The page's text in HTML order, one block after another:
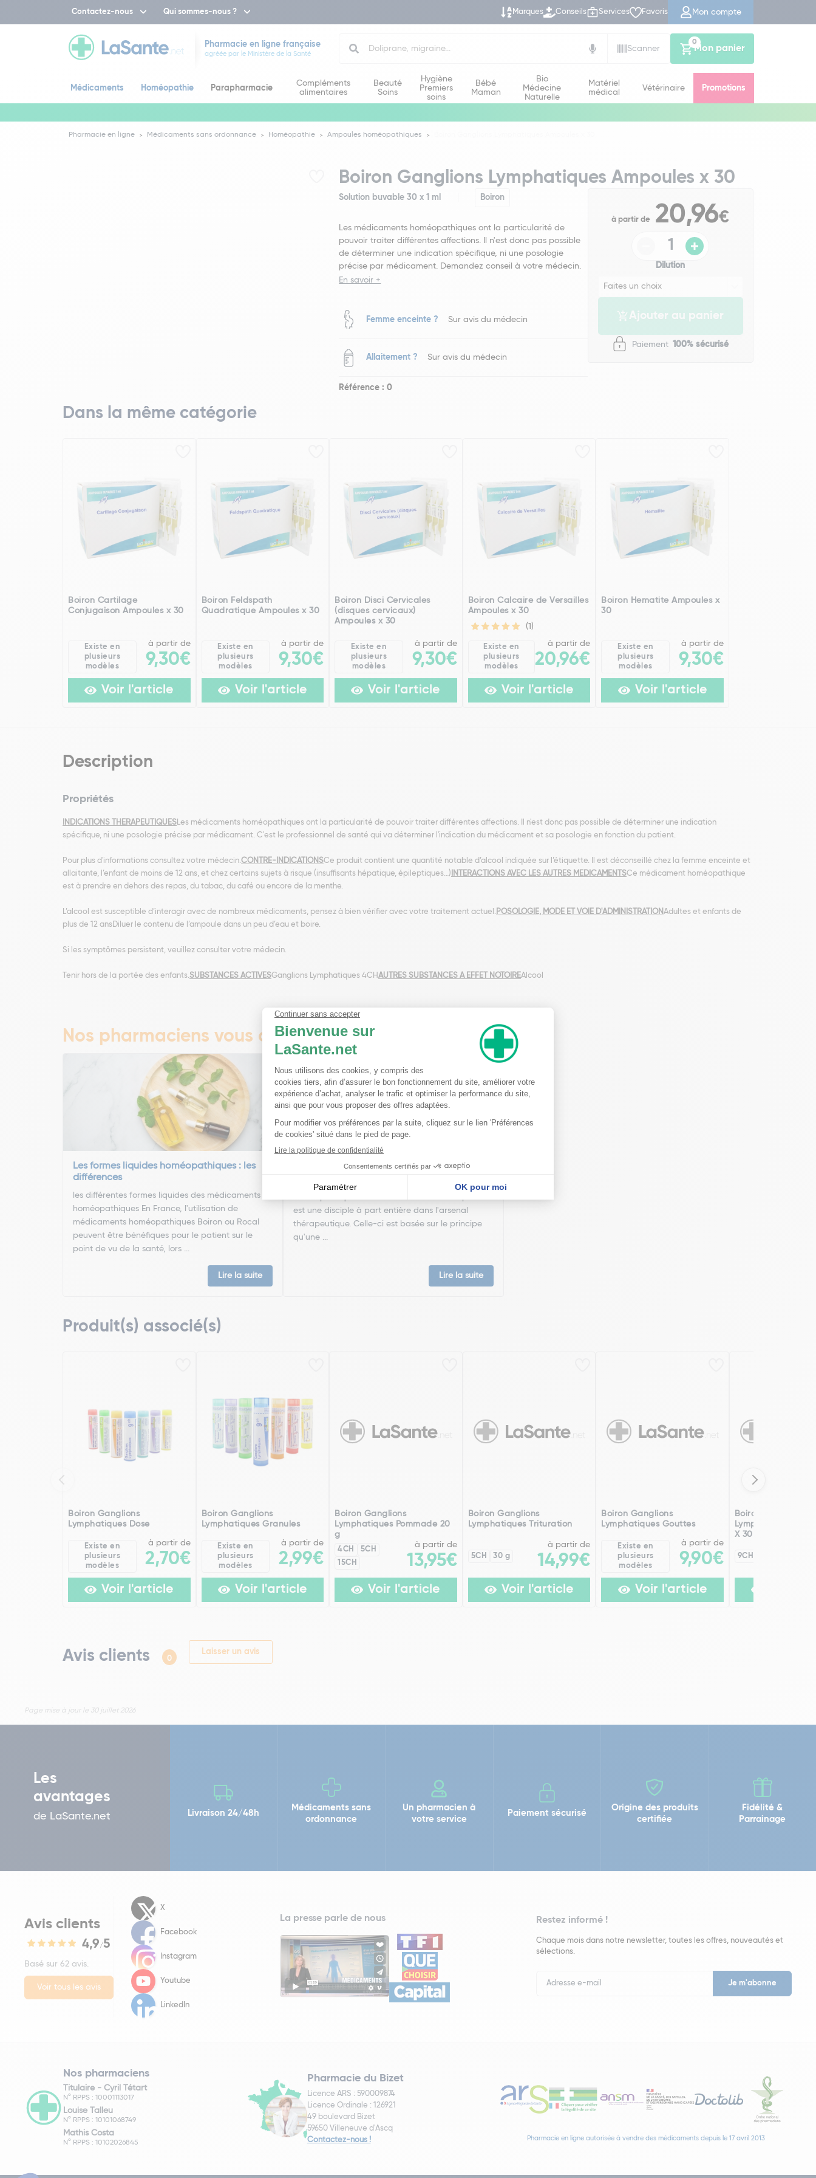
Contactez-nous Qui sommes-nous ? Marques Conseils Services Favoris Mon compte
Pharmacie en ligne française
agréée par le Ministère de la Santé
Scanner
Mon panier
0
Médicaments Homéopathie Parapharmacie
Compléments
alimentaires
Beauté
Soins
Hygiène
Premiers
soins
Bébé
Maman
Bio
Médecine
Naturelle
Matériel
médical
Vétérinaire Promotions
Pharmacie en ligne Médicaments sans ordonnance Homéopathie Ampoules homéopathiques
Boiron Ganglions Lymphatiques Ampoules x 30
Solution buvable 30 x 1 ml Boiron
Les médicaments homéopathiques ont la particularité de
pouvoir traiter différentes affections. Il n'est donc pas possible
de déterminer une indication spécifique, ni une posologie
précise par médicament. Demandez conseil à votre médecin.
En savoir +
Femme enceinte ? Sur avis du médecin
Allaitement ? Sur avis du médecin
Référence : 0
à partir de 20,96€
Dilution
Ajouter au panier
Paiement 100% sécurisé
Dans la même catégorie
Boiron Cartilage
Conjugaison Ampoules x 30
Existe en
plusieurs
modèles
à partir de
9,30€
Voir l'article
Boiron Feldspath
Quadratique Ampoules x 30
Existe en
plusieurs
modèles
à partir de
9,30€
Voir l'article
Boiron Disci Cervicales
(disques cervicaux)
Ampoules x 30
Existe en
plusieurs
modèles
à partir de
9,30€
Voir l'article
Boiron Calcaire de Versailles
Ampoules x 30
(1)
Existe en
plusieurs
modèles
à partir de
20,96€
Voir l'article
Boiron Hematite Ampoules x
30
Existe en
plusieurs
modèles
à partir de
9,30€
Voir l'article
Description
Propriétés
INDICATIONS THERAPEUTIQUESLes médicaments homéopathiques ont la particularité de pouvoir traiter différentes affections. Il n'est donc pas possible de déterminer une indication
spécifique, ni une posologie précise par médicament. C'est le professionnel de santé qui va déterminer l'indication du médicament et sa posologie en fonction du patient.
Pour plus d'informations consultez votre médecin.CONTRE-INDICATIONSCe produit contient une quantité notable d’alcool indiquée sur l’étiquette. Il est déconseillé chez la femme enceinte et
allaitante, l’enfant de moins de 12 ans, et chez certains sujets à risque (insuffisants hépatique, épileptiques…) INTERACTIONS AVEC LES AUTRES MEDICAMENTSCe médicament homéopathique
est à prendre en dehors des repas, du tabac, du café ou encore de la menthe.
L’alcool est susceptible d’interagir avec de nombreux médicaments, pensez à bien vérifier avec votre traitement actuel. POSOLOGIE, MODE ET VOIE D'ADMINISTRATIONAdultes et enfants de
plus de 12 ansDiluer le contenu de l’ampoule dans un peu d’eau et boire.
Si les symptômes persistent, veuillez consulter votre médecin.
Tenir hors de la portée des enfants.SUBSTANCES ACTIVESGanglions Lymphatiques 4CHAUTRES SUBSTANCES A EFFET NOTOIREAlcool
Nos pharmaciens vous conseillent
Les formes liquides homéopathiques : les
différences
les différentes formes liquides des médicaments
homéopathiques En France, l'utilisation de
médicaments homéopathiques Boiron ou Rocal
peuvent être bénéfiques pour le patient sur le
point de vu de la santé, lors ...
Lire la suite
Ma trousse à pharmacie homéopathique
Ceci est un petit guide pratique des traitements
est une disciple à part entière dans l'arsenal
thérapeutique. Celle-ci est basée sur le principe
qu'une ...
Lire la suite
Produit(s) associé(s)
Boiron Ganglions
Lymphatiques Dose
Existe en
plusieurs
modèles
à partir de
2,70€
Voir l'article
Boiron Ganglions
Lymphatiques Granules
Existe en
plusieurs
modèles
à partir de
2,99€
Voir l'article
Boiron Ganglions
Lymphatiques Pommade 20
g
4CH
5CH
15CH
à partir de
13,95€
Voir l'article
Boiron Ganglions
Lymphatiques Trituration
5CH 30 g
à partir de
14,99€
Voir l'article
Boiron Ganglions
Lymphatiques Gouttes
Existe en
plusieurs
modèles
à partir de
9,90€
Voir l'article
Boiron Ganglions
Lymphatiques Eau
X 30
9CH
Avis clients 0
Laisser un avis
Page mise à jour le 30 juillet 2026
Les
avantages
de LaSante.net Livraison 24/48h
Médicaments sans
ordonnance
Un pharmacien à
votre service
Paiement sécurisé
Origine des produits
certifiée
Fidélité &
Parrainage
Avis clients
4,9/5
Basé sur 62 avis.
Voir tous les avis
X
Facebook
Instagram
Youtube
LinkedIn
La presse parle de nous Restez informé !
Chaque mois dans notre newsletter, toutes les offres, nouveautés et
sélections.
Newsletter
Nos pharmaciens
Titulaire - Cyril Tétart
N° RPPS : 10001113017
Louise Talleu
N° RPPS : 10101068749
Mathis Costa
N° RPPS : 10102026845
Pharmacie du Bizet
Licence ARS : 590009874
Licence Ordinale : 126921
49 boulevard Bizet
59650 Villeneuve d'Ascq
Contactez-nous !
Pharmacie en ligne autorisée à vendre des médicaments depuis le 17 avril 2013